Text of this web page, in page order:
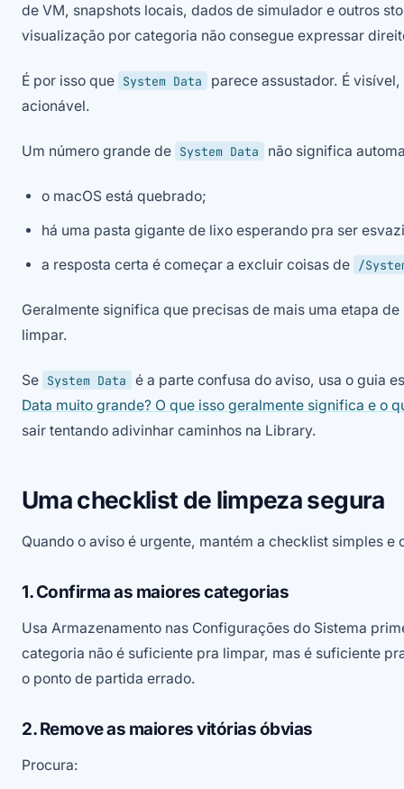
de VM, snapshots locais, dados de simulador e outros
visualização por categoria não consegue expressar
É por isso que System Data
parece assustador. É
acionável.
Um número grande de System Data não significa
o macOS está quebrado;
há uma pasta gigante de lixo esperando pra ser
a resposta certa é começar a excluir coisas de
/
Geralmente significa que precisas de mais uma etapa
limpar.
Se System Data
é a parte confusa do aviso, usa o guia
Data muito grande? O que isso geralmente significa e o
sair tentando adivinhar caminhos na Library.
Uma checklist de limpeza segura
Quando o aviso é urgente, mantém a checklist simples e
1. Confirma as maiores categorias
Usa Armazenamento nas Configurações do Sistema
categoria não é suficiente pra limpar, mas é suficiente
o ponto de partida errado.
2. Remove as maiores vitórias óbvias
Procura: